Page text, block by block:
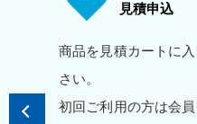
見積申込
商品を見積カートに
さい。
初回ご利用の方は会員